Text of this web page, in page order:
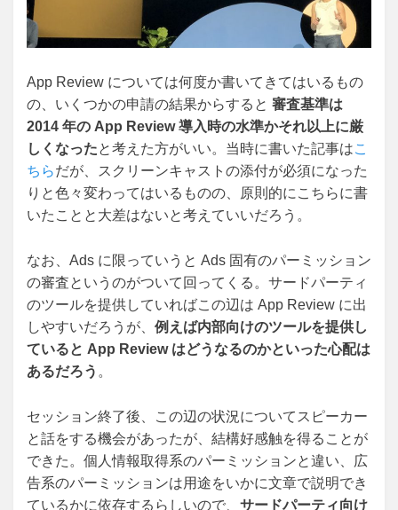
App Review については何度か書いてきてはいるもの
の、いくつかの申請の結果からすると 審査基準は
2014 年の App Review 導入時の水準かそれ以上に厳
しくなったと考えた方がいい。当時に書いた記事はこ
ちらだが、スクリーンキャストの添付が必須になった
りと色々変わってはいるものの、原則的にこちらに書
いたことと大差はないと考えていいだろう。
なお、Ads に限っていうと Ads 固有のパーミッション
の審査というのがついて回ってくる。サードパーティ
のツールを提供していればこの辺は App Review に出
しやすいだろうが、 例えば内部向けのツールを提供し
ていると App Review はどうなるのかといった心配は
あるだろう 。
セッション終了後、この辺の状況についてスピーカー
と話をする機会があったが、結構好感触を得ることが
できた。個人情報取得系のパーミッションと違い、広
告系のパーミッションは用途をいかに文章で説明でき
ているかに依存するらしいので、 サードパーティ向け